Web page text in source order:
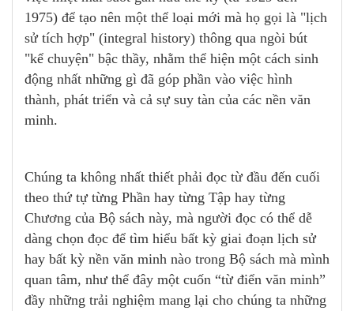
1975) để tạo nên một thể loại mới mà họ gọi là "lịch
sử tích hợp" (integral history) thông qua ngòi bút
"kể chuyện" bậc thầy, nhằm thể hiện một cách sinh
động nhất những gì đã góp phần vào việc hình
thành, phát triển và cả sự suy tàn của các nền văn
minh.
Chúng ta không nhất thiết phải đọc từ đầu đến cuối
theo thứ tự từng Phần hay từng Tập hay từng
Chương của Bộ sách này, mà người đọc có thể dễ
dàng chọn đọc để tìm hiểu bất kỳ giai đoạn lịch sử
hay bất kỳ nền văn minh nào trong Bộ sách mà mình
quan tâm, như thể đây một cuốn “từ điển văn minh”
đầy những trải nghiệm mang lại cho chúng ta những